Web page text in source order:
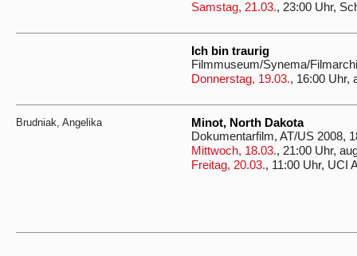
Samstag, 21.03., 23:00 Uhr,
Ich bin traurig
Filmmuseum/Synema/
Donnerstag, 19.03., 16:00 Uhr,
Brudniak, Angelika
Minot, North Dakota
Dokumentarfilm, AT/US 2008,
Mittwoch, 18.03., 21:00 Uhr,
Freitag, 20.03., 11:00 Uhr, UCI